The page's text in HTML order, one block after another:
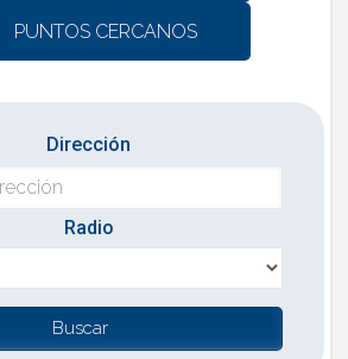
PUNTOS CERCANOS
Dirección
Radio